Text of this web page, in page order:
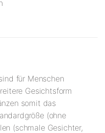
für Menschen
Gesichtsform
somit das
(ohne
(schmale Gesichter,